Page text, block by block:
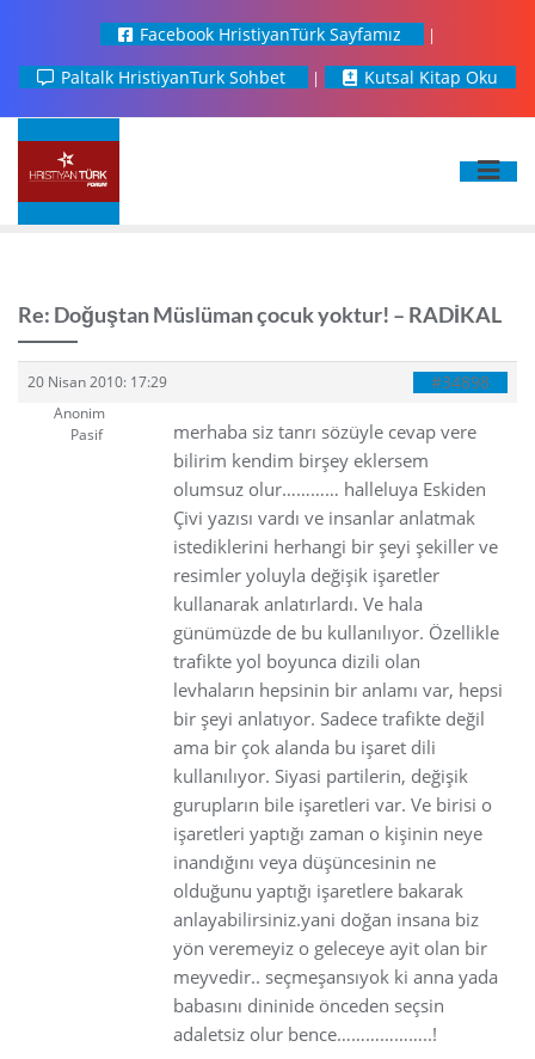
Facebook HristiyanTürk Sayfamız
Paltalk HristiyanTurk Sohbet
Kutsal Kitap Oku
Re: Doğuştan Müslüman çocuk yoktur! – RADİKAL
20 Nisan 2010: 17:29 #34898
Anonim
Pasif
merhaba siz tanrı sözüyle cevap vere
bilirim kendim birşey eklersem
olumsuz olur………… halleluya Eskiden
Çivi yazısı vardı ve insanlar anlatmak
istediklerini herhangi bir şeyi şekiller ve
resimler yoluyla değişik işaretler
kullanarak anlatırlardı. Ve hala
günümüzde de bu kullanılıyor. Özellikle
trafikte yol boyunca dizili olan
levhaların hepsinin bir anlamı var, hepsi
bir şeyi anlatıyor. Sadece trafikte değil
ama bir çok alanda bu işaret dili
kullanılıyor. Siyasi partilerin, değişik
gurupların bile işaretleri var. Ve birisi o
işaretleri yaptığı zaman o kişinin neye
inandığını veya düşüncesinin ne
olduğunu yaptığı işaretlere bakarak
anlayabilirsiniz.yani doğan insana biz
yön veremeyiz o geleceye ayit olan bir
meyvedir.. seçmeşansıyok ki anna yada
babasını dininide önceden seçsin
adaletsiz olur bence………………..!